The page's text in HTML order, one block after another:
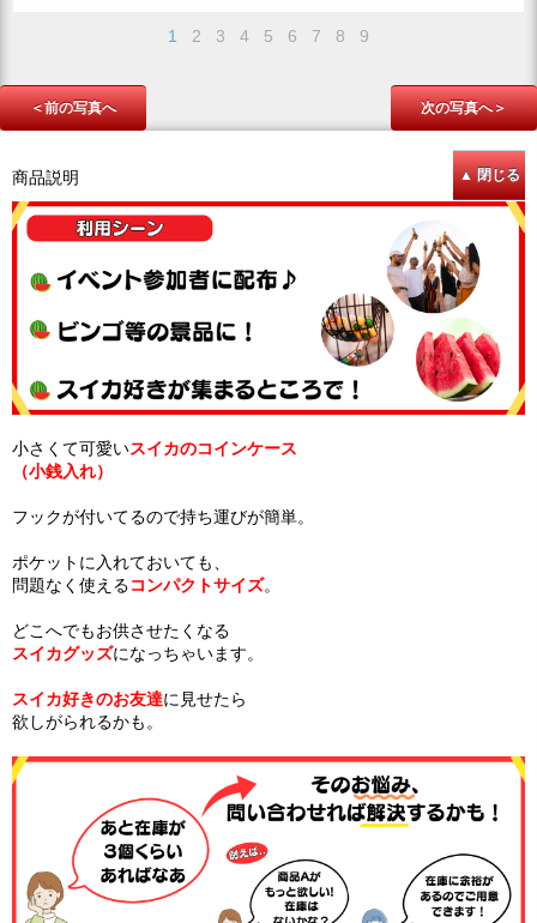
1 2 3 4 5 6 7 8 9
＜前の写真へ 次の写真へ＞
商品説明
小さくて可愛いスイカのコインケース
（小銭入れ）
フックが付いてるので持ち運びが簡単。
ポケットに入れておいても、
問題なく使えるコンパクトサイズ。
どこへでもお供させたくなる
スイカグッズになっちゃいます。
スイカ好きのお友達に見せたら
欲しがられるかも。